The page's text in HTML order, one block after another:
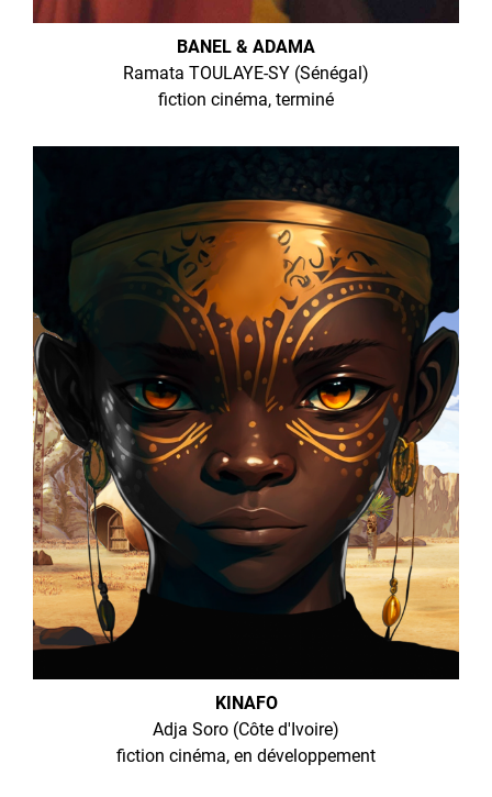
BANEL & ADAMA
Ramata TOULAYE-SY (Sénégal)
fiction cinéma, terminé
KINAFO
Adja Soro (Côte d'Ivoire)
fiction cinéma, en développement